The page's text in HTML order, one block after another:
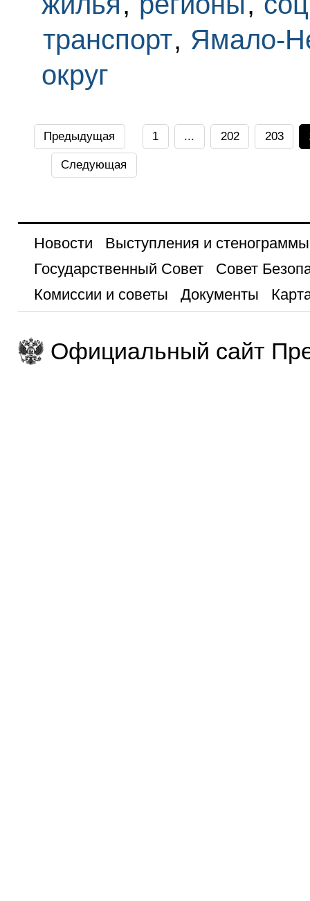
транспорт, Ямало-
округ
Предыдущая 1 ... 202 203
Следующая
Новости
Выступления и стенограммы
Государственный Совет
Совет
Комиссии и советы
Документы
Официальный сайт